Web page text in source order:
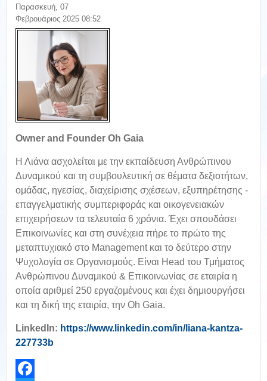
Παρασκευή, 07
Φεβρουάριος 2025 08:52
Owner and Founder Oh Gaia
Η Λιάνα ασχολείται με την εκπαίδευση Ανθρώπινου
Δυναμικού και τη συμβουλευτική σε θέματα δεξιοτήτων,
ομάδας, ηγεσίας, διαχείρισης σχέσεων, εξυπηρέτησης -
επαγγελματικής συμπεριφοράς και οικογενειακών
επιχειρήσεων τα τελευταία 6 χρόνια. Έχει σπουδάσει
Επικοινωνίες και στη συνέχεια πήρε το πρώτο της
μεταπτυχιακό στο Management και το δεύτερο στην
Ψυχολογία σε Οργανισμούς. Είναι Head του Τμήματος
Ανθρώπινου Δυναμικού & Επικοινωνίας σε εταιρία η
οποία αριθμεί 250 εργαζομένους και έχει δημιουργήσει
και τη δική της εταιρία, την Oh Gaia.
LinkedIn: https://www.linkedin.com/in/liana-kantza-
227733b